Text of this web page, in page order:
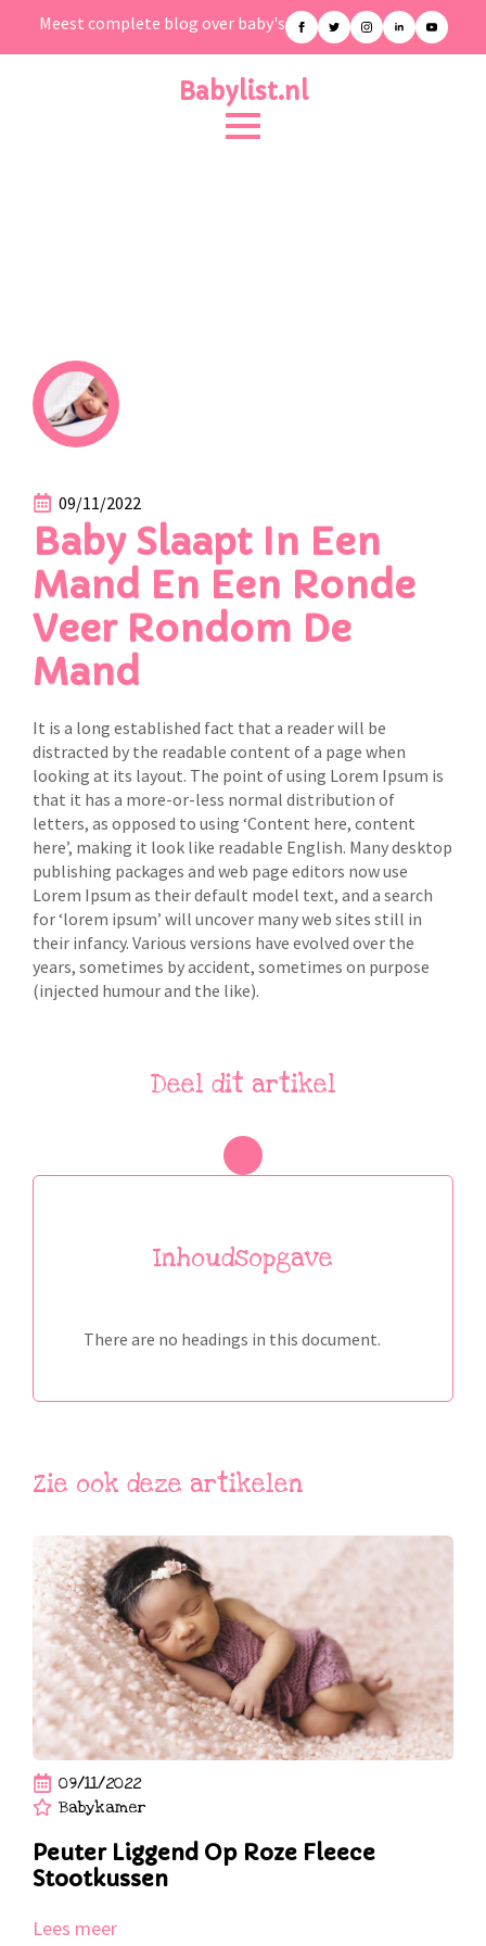
Meest complete blog over baby's
Babylist.nl
09/11/2022
Baby Slaapt In Een
Mand En Een Ronde
Veer Rondom De
Mand
It is a long established fact that a reader will be
distracted by the readable content of a page when
looking at its layout. The point of using Lorem Ipsum is
that it has a more-or-less normal distribution of
letters, as opposed to using ‘Content here, content
here’, making it look like readable English. Many desktop
publishing packages and web page editors now use
Lorem Ipsum as their default model text, and a search
for ‘lorem ipsum’ will uncover many web sites still in
their infancy. Various versions have evolved over the
years, sometimes by accident, sometimes on purpose
(injected humour and the like).
Deel dit artikel
Inhoudsopgave
There are no headings in this document.
Zie ook deze artikelen
09/11/2022
Babykamer
Peuter Liggend Op Roze Fleece
Stootkussen
Lees meer